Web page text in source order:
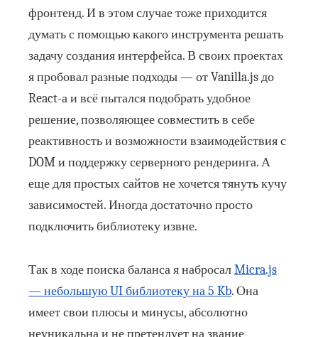
фронтенд. И в этом случае тоже приходится
думать с помощью какого инструмента решать
задачу создания интерфейса. В своих проектах
я пробовал разные подходы — от Vanilla.js до
React-а и всё пытался подобрать удобное
решение, позволяющее совместить в себе
реактивность и возможности взаимодействия с
DOM и поддержку серверного рендеринга. А
еще для простых сайтов не хочется тянуть кучу
зависимостей. Иногда достаточно просто
подключить библиотеку извне.
Так в ходе поиска баланса я набросалMicra.js
— небольшую UI библиотеку на 5 Kb. Она
имеет свои плюсы и минусы, абсолютно